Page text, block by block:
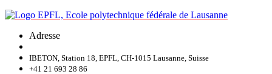
Adresse
IBETON, Station 18, EPFL, CH-1015 Lausanne, Suisse
+41 21 693 28 86